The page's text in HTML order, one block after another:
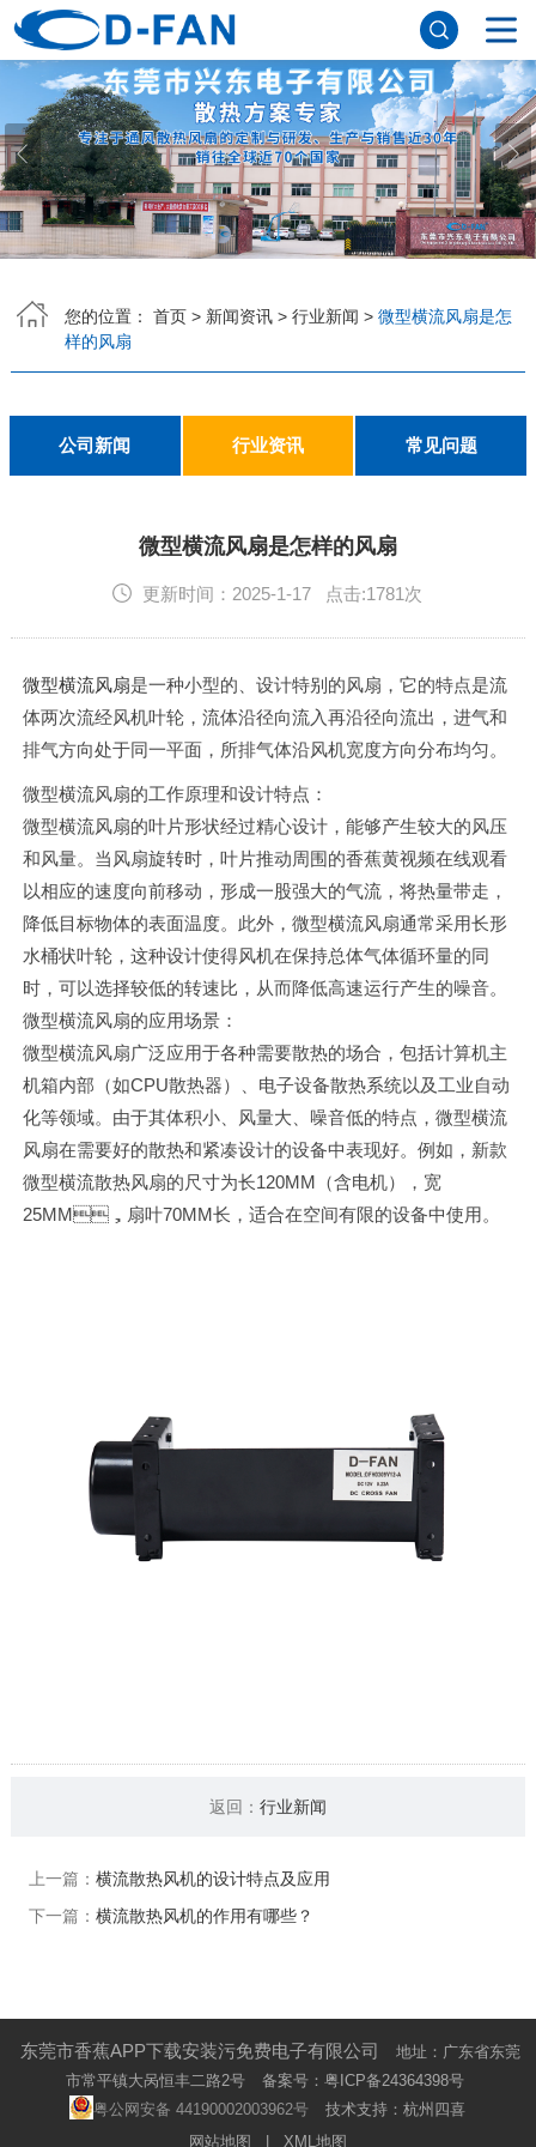
网站首页
关于香蕉APP下载安装污免费
公司简介
董事长寄语
发展历程
公司优势
企业文化
荣誉资质
企业风采
仪器设备
视频中心
产品中心
应用案例
工程案例
解决方案
公司新闻
行业资讯
常见问题
联系香蕉APP下载安装污免费
您的位置： 首页> 新闻资讯> 行业新闻 > 微型横流风扇是怎
样的风扇
公司新闻 行业资讯 常见问题
微型横流风扇是怎样的风扇
更新时间：2025-1-17 点击:1781次
微型横流风扇是一种小型的、设计特别的风扇，它的特点是流
体两次流经风机叶轮，流体沿径向流入再沿径向流出，进气和
排气方向处于同一平面，所排气体沿风机宽度方向分布均匀。
微型横流风扇的工作原理和设计特点：
微型横流风扇的叶片形状经过精心设计，能够产生较大的风压
和风量。当风扇旋转时，叶片推动周围的香蕉黄视频在线观看
以相应的速度向前移动，形成一股强大的气流，将热量带走，
降低目标物体的表面温度。此外，微型横流风扇通常采用长形
水桶状叶轮，这种设计使得风机在保持总体气体循环量的同
时，可以选择较低的转速比，从而降低高速运行产生的噪音。
微型横流风扇的应用场景：
微型横流风扇广泛应用于各种需要散热的场合，包括计算机主
机箱内部（如CPU散热器）、电子设备散热系统以及工业自动
化等领域。由于其体积小、风量大、噪音低的特点，微型横流
风扇在需要好的散热和紧凑设计的设备中表现好。例如，新款
微型横流散热风扇的尺寸为长120MM（含电机），宽
25MM，扇叶70MM长，适合在空间有限的设备中使用。
返回： 行业新闻
上一篇： 横流散热风机的设计特点及应用
下一篇： 横流散热风机的作用有哪些？
东莞市香蕉APP下载安装污免费电子有限公司
地址：广东省东莞
市常平镇大呙恒丰二路2号
备案号： 粤ICP备24364398号
粤公网安备 44190002003962号
技术支持：杭州四喜
网站地图
XML地图